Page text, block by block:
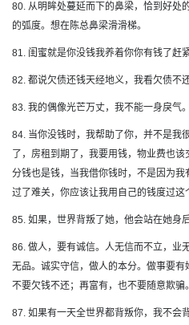
80. 从明眸处蔓延而下的鼻梁，恰到好处
的弧度。想在陈总鼻梁滑滑梯。
81. 闺蜜就是你没钱我养着你你有钱了赶
82. 都说欠债还钱天经地义，我看欠债不还
83. 我的偶像光芒万丈，我不能一身戾气。
84. 当你没钱时，我帮助了你，并不是我
了，房租到期了，我要用钱，物业费也
分钱也是钱，当我借你钱时，不是因为
过了难关，你应该让我用自己的钱度过这
85. 如果，世界背叛了她，他会站在她身
86. 做人，要有诚信。人无信而不立，业
无品。诚实守信，做人的本分。做事要
不要欠钱不还；再富有，也不要随意欺骗。
87. 如果有一天全世界都背叛你，我不会